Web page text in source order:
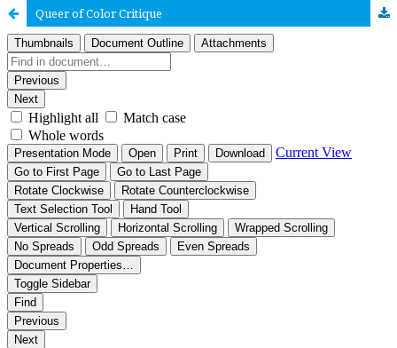
Queer of Color Critique